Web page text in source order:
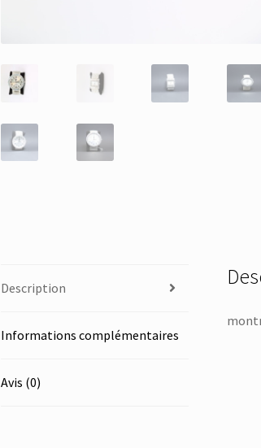
Description
Informations complémentaires
Avis (0)